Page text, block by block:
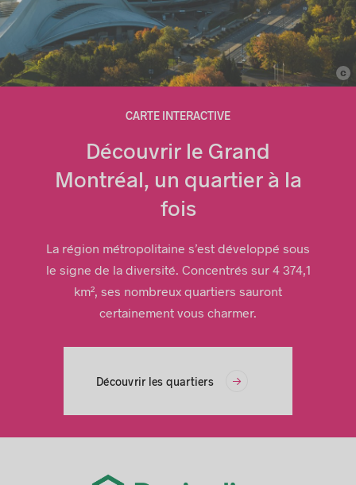
c
CARTE INTERACTIVE
Découvrir le Grand
Montréal, un quartier à la
fois
La région métropolitaine s’est développé sous
le signe de la diversité. Concentrés sur 4 374,1
km², ses nombreux quartiers sauront
certainement vous charmer.
Découvrir les quartiers